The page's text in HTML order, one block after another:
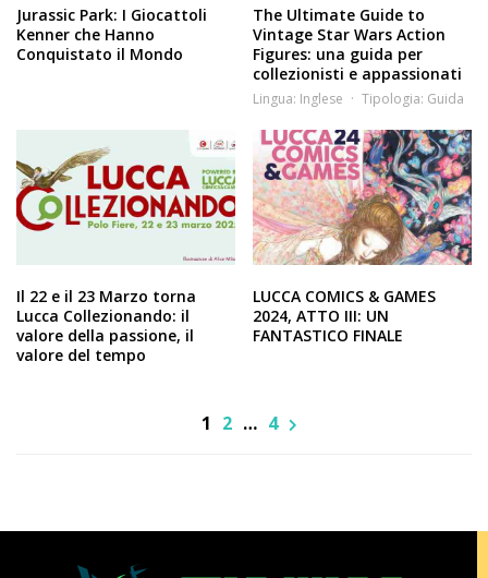
Jurassic Park: I Giocattoli
Kenner che Hanno
Conquistato il Mondo
The Ultimate Guide to
Vintage Star Wars Action
Figures: una guida per
collezionisti e appassionati
Lingua: Inglese Tipologia: Guida
Il 22 e il 23 Marzo torna
Lucca Collezionando: il
valore della passione, il
valore del tempo
LUCCA COMICS & GAMES
2024, ATTO III: UN
FANTASTICO FINALE
1 2 … 4